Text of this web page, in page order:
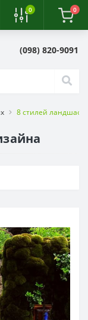
0 0
(098) 820-9091
8 стилей